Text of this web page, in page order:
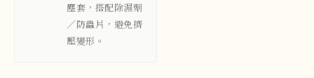
塵套，搭配除濕劑
／防蟲片，避免擠
壓變形。